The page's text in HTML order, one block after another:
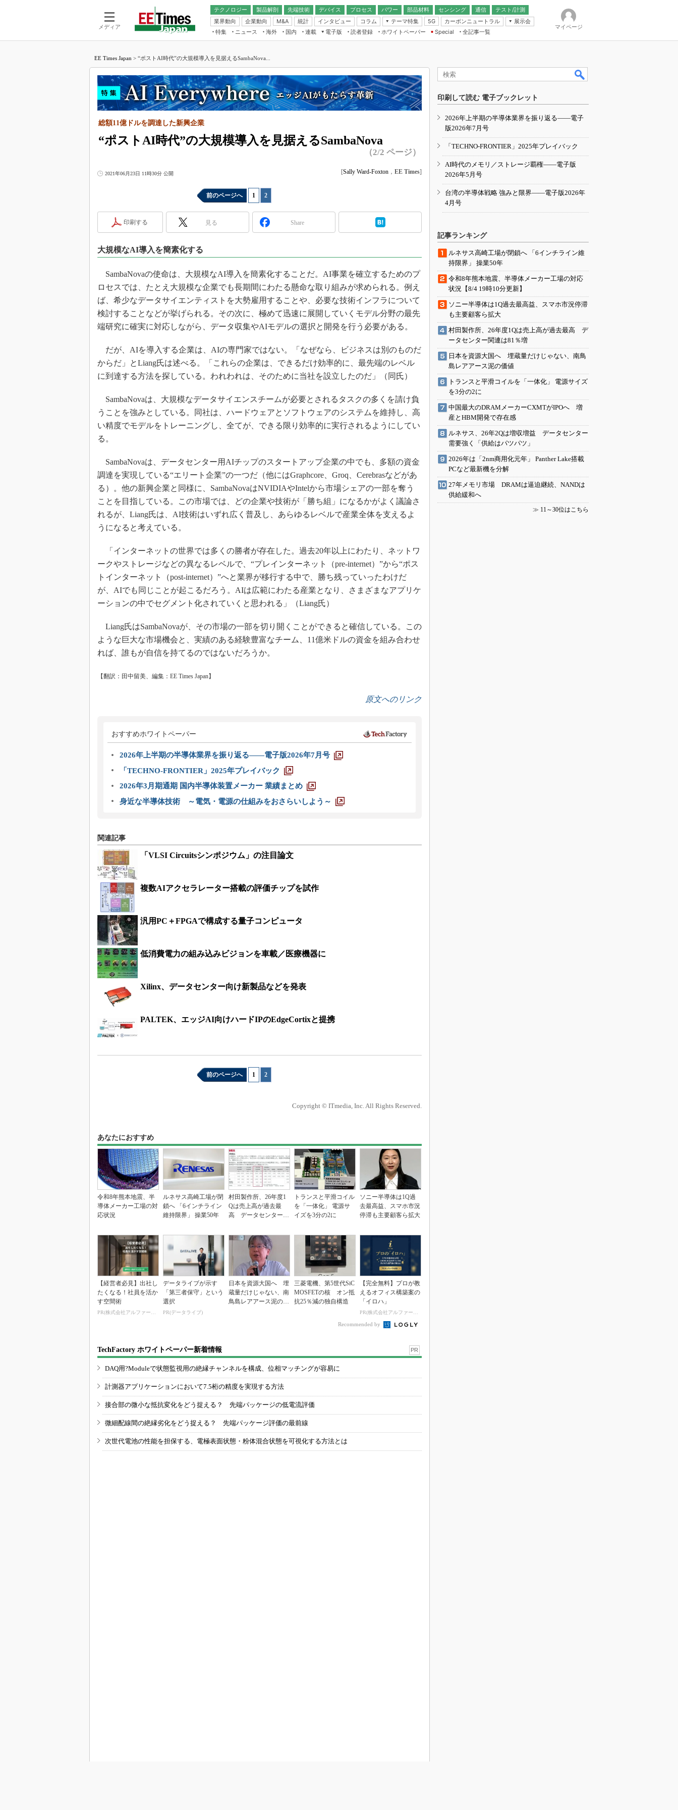
メディア
テクノロジー 製品解剖
先端技術
電池／エネルギー
デバイス
アナログ
マイコン
FPGA
プロセス パワー 部品材料 センシング
通信
無線
テスト/計測
業界動向
企業動向 M&A 統計 インタビュー コラム
テーマ特集
フィジカルAI
半導体後工程
読者調査（EE Times Research）
カーボンニュートラル
電源設計（EDN Japan）
5G カーボンニュートラル
展示会
IoT・エッジコンピューティング
EXPO
EdgeTech＋
TECHNO-FRONTIER
人とくるま展
特集 ニュース 海外 国内
連載
福田昭のデバイス通信
湯之上隆のナノフォーカス
大山聡の業界スコープ
大原雄介のエレ・組み込みプレイバ
学漂流記
この10年で起こったこと、次の10年
で起こること
製品分解で探るアジアの新トレンド
イノベーションは日本を救うのか
JASA発IoT通信
IHSアナリスト「未来展望」
「英語に愛されないエンジニア」の
ための新行動論
電子版
電子ブックレット
読者登録 ホワイトペーパー
Special
全記事一覧
マイページ
EE Times Japan > “ポストAI時代”の大規模導入を見据えるSambaNova...
“ポストAI時代”の大規模導入を見据えるSambaNova
総額11億ドルを調達した新興企業
（2/2 ページ）
2021年06月23日 11時30分 公開 [Sally Ward-Foxton ， EE Times]
前のページへ 1 2
印刷する 見る Share
大規模なAI導入を簡素化する
SambaNovaの使命は、大規模なAI導入を簡素化することだ。AI事業を確立するためのプ
ロセスでは、たとえ大規模な企業でも長期間にわたる懸命な取り組みが求められる。例え
ば、希少なデータサイエンティストを大勢雇用することや、必要な技術インフラについて
検討することなどが挙げられる。その次に、極めて迅速に展開していくモデル分野の最先
端研究に確実に対応しながら、データ収集やAIモデルの選択と開発を行う必要がある。
だが、AIを導入する企業は、AIの専門家ではない。「なぜなら、ビジネスは別のものだ
からだ」とLiang氏は述べる。「これらの企業は、できるだけ効率的に、最先端のレベル
に到達する方法を探している。われわれは、そのために当社を設立したのだ」（同氏）
SambaNovaは、大規模なデータサイエンスチームが必要とされるタスクの多くを請け負
うことを強みとしている。同社は、ハードウェアとソフトウェアのシステムを維持し、高
い精度でモデルをトレーニングし、全てが、できる限り効率的に実行されるようにしてい
る。
SambaNovaは、データセンター用AIチップのスタートアップ企業の中でも、多額の資金
調達を実現している“エリート企業”の一つだ（他にはGraphcore、Groq、Cerebrasなどがあ
る）。他の新興企業と同様に、SambaNovaはNVIDIAやIntelから市場シェアの一部を奪う
ことを目指している。この市場では、どの企業や技術が「勝ち組」になるかがよく議論さ
れるが、Liang氏は、AI技術はいずれ広く普及し、あらゆるレベルで産業全体を支えるよ
うになると考えている。
「インターネットの世界では多くの勝者が存在した。過去20年以上にわたり、ネットワ
ークやストレージなどの異なるレベルで、“プレインターネット（pre-internet）”から“ポス
トインターネット（post-internet）”へと業界が移行する中で、勝ち残っていったわけだ
が、AIでも同じことが起こるだろう。AIは広範にわたる産業となり、さまざまなアプリケ
ーションの中でセグメント化されていくと思われる」（Liang氏）
Liang氏はSambaNovaが、その市場の一部を切り開くことができると確信している。この
ような巨大な市場機会と、実績のある経験豊富なチーム、11億米ドルの資金を組み合わせ
れば、誰もが自信を持てるのではないだろうか。
【翻訳：田中留美、編集：EE Times Japan】
原文へのリンク
おすすめホワイトペーパー
2026年上半期の半導体業界を振り返る――電子版2026年7月号
「TECHNO-FRONTIER」2025年プレイバック
2026年3月期通期 国内半導体装置メーカー 業績まとめ
身近な半導体技術 ～電気・電源の仕組みをおさらいしよう～
関連記事
「VLSI Circuitsシンポジウム」の注目論文
複数AIアクセラレーター搭載の評価チップを試作
汎用PC＋FPGAで構成する量子コンピュータ
低消費電力の組み込みビジョンを車載／医療機器に
Xilinx、データセンター向け新製品などを発表
PALTEK、エッジAI向けハードIPのEdgeCortixと提携
前のページへ 1 2
Copyright © ITmedia, Inc. All Rights Reserved.
あなたにおすすめ
令和8年熊本地震、半
導体メーカー工場の対
応状況
ルネサス高崎工場が閉
鎖へ 「6インチライン
維持限界」 操業50年
村田製作所、26年度1
Qは売上高が過去最
高 データセンター関
トランスと平滑コイル
を「一体化」 電源サ
イズを3分の2に
ソニー半導体は1Q過
去最高益、スマホ市況
停滞も主要顧客ら拡大
【経営者必見】出社し
たくなる！社員を活か
す空間術
PR(株式会社アルファーテクノ)
データライブが示す
「第三者保守」という
選択
PR(データライブ)
日本を資源大国へ 埋
蔵量だけじゃない、南
鳥島レアアース泥の価
三菱電機、第5世代SiC
MOSFETの核 オン抵
抗25％減の独自構造
【完全無料】プロが教
えるオフィス構築案の
「イロハ」
PR(株式会社アルファーテクノ)
Recommended by
TechFactory ホワイトペーパー新着情報 PR
DAQ用?Moduleで状態監視用の絶縁チャンネルを構成、位相マッチングが容易に
計測器アプリケーションにおいて7.5桁の精度を実現する方法
接合部の微小な抵抗変化をどう捉える？ 先端パッケージの低電流評価
微細配線間の絶縁劣化をどう捉える？ 先端パッケージ評価の最前線
次世代電池の性能を担保する、電極表面状態・粉体混合状態を可視化する方法とは
印刷して読む 電子ブックレット
2026年上半期の半導体業界を振り返る――電子
版2026年7月号
「TECHNO-FRONTIER」2025年プレイバック
AI時代のメモリ／ストレージ覇権――電子版
2026年5月号
台湾の半導体戦略 強みと限界――電子版2026年
4月号
記事ランキング
ルネサス高崎工場が閉鎖へ 「6インチライン維
持限界」 操業50年
令和8年熊本地震、半導体メーカー工場の対応
状況【8/4 19時10分更新】
ソニー半導体は1Q過去最高益、スマホ市況停滞
も主要顧客ら拡大
村田製作所、26年度1Qは売上高が過去最高 デ
ータセンター関連は81％増
日本を資源大国へ 埋蔵量だけじゃない、南鳥
島レアアース泥の価値
トランスと平滑コイルを「一体化」 電源サイズ
を3分の2に
中国最大のDRAMメーカーCXMTがIPOへ 増
産とHBM開発で存在感
ルネサス、26年2Qは増収増益 データセンター
需要強く「供給はパツパツ」
2026年は「2nm商用化元年」 Panther Lake搭載
PCなど最新機を分解
27年メモリ市場 DRAMは逼迫継続、NANDは
供給緩和へ
≫ 11～30位はこちら